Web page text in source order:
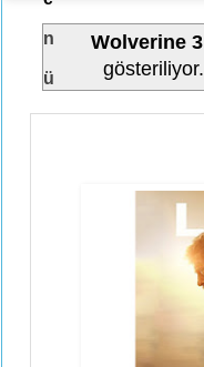
n
ü
Wolverine 3
gösteriliyor.